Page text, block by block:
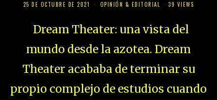
25 DE OCTUBRE DE 2021 OPINIÓN & EDITORIAL 39 VIEWS
Dream Theater: una vista del
mundo desde la azotea. Dream
Theater acababa de terminar su
propio complejo de estudios cuando